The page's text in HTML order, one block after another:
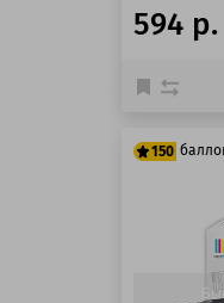
594 р.
150
125
150